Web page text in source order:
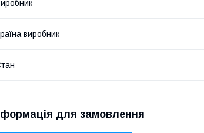
виробник
для замовлення